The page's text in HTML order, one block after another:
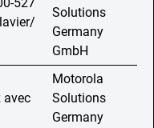
Solutions
Germany
GmbH
avec
Motorola
Solutions
Germany